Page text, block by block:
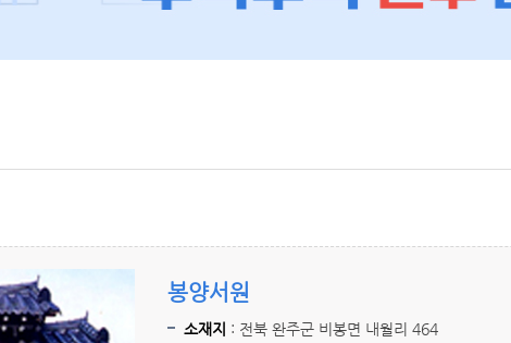
봉양서원
소재지 : 전북 완주군 비봉면 내월리 464